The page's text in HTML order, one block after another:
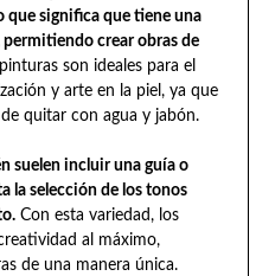
que significa que tiene una
crear obras de
son ideales para el
y arte en la piel, ya que
quitar con agua y jabón.
suelen incluir una guía o
la selección de los tonos
Con esta variedad, los
al máximo,
de una manera única.